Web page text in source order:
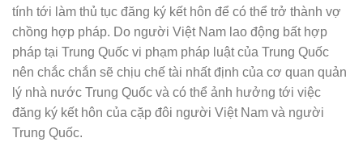
tính tới làm thủ tục đăng ký kết hôn để có thể trở thành vợ
chồng hợp pháp. Do người Việt Nam lao động bất hợp
pháp tại Trung Quốc vi phạm pháp luật của Trung Quốc
nên chắc chắn sẽ chịu chế tài nhất định của cơ quan quản
lý nhà nước Trung Quốc và có thể ảnh hưởng tới việc
đăng ký kết hôn của cặp đôi người Việt Nam và người
Trung Quốc.